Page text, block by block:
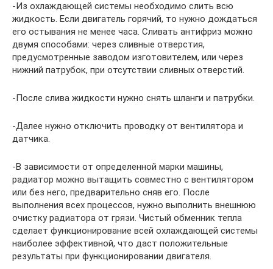
-Из охлаждающей системы необходимо слить всю
жидкость. Если двигатель горячий, то нужно дождаться
его остывания не менее часа. Сливать антифриз можно
двумя способами: через сливные отверстия,
предусмотренные заводом изготовителем, или через
нижний патрубок, при отсутствии сливных отверстий.
-После слива жидкости нужно снять шланги и патрубки.
-Далее нужно отключить проводку от вентилятора и
датчика.
-В зависимости от определенной марки машины,
радиатор можно вытащить совместно с вентилятором
или без него, предварительно сняв его. После
выполнения всех процессов, нужно выполнить внешнюю
очистку радиатора от грязи. Чистый обменник тепла
сделает функционирование всей охлаждающей системы
наиболее эффективной, что даст положительные
результаты при функционировании двигателя.